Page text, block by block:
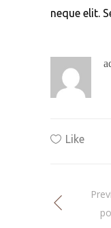
neque elit.
Like